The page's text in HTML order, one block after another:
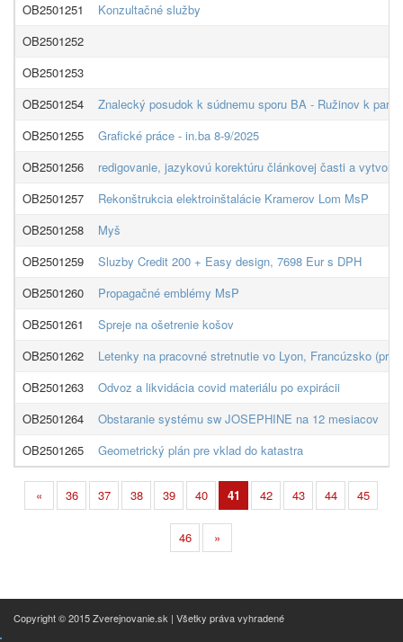
OB2501251
Konzultačné služby
OB2501252
OB2501253
OB2501254
Znalecký posudok k súdnemu sporu BA - Ružinov k
OB2501255
Grafické práce - in.ba 8-9/2025
OB2501256
redigovanie, jazykovú korektúru článkovej časti a
OB2501257
Rekonštrukcia elektroinštalácie Kramerov Lom MsP
OB2501258
Myš
OB2501259
Sluzby Credit 200 + Easy design, 7698 Eur s DPH
OB2501260
Propagačné emblémy MsP
OB2501261
Spreje na ošetrenie košov
OB2501262
Letenky na pracovné stretnutie vo Lyon, Francúzsko
OB2501263
Odvoz a likvidácia covid materiálu po expirácii
OB2501264
Obstaranie systému sw JOSEPHINE na 12 mesiacov
OB2501265
Geometrický plán pre vklad do katastra
« 36 37 38 39 40 41 42 43 44 45
46 »
Copyright © 2015 Zverejnovanie.sk | Všetky práva vyhradené